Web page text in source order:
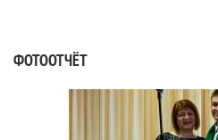
ФОТООТЧЁТ